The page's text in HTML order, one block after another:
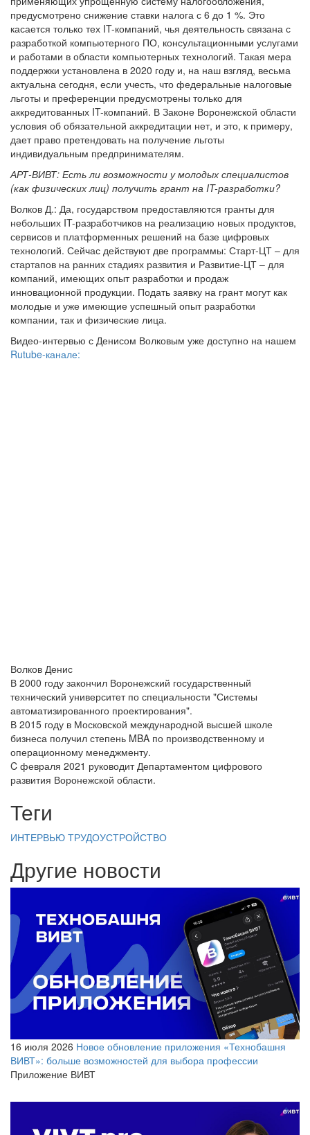
предусмотрено снижение ставки налога с 6 до 1 %. Это
касается только тех IT-компаний, чья деятельность связана с
разработкой компьютерного ПО, консультационными услугами
и работами в области компьютерных технологий. Такая мера
поддержки установлена в 2020 году и, на наш взгляд, весьма
актуальна сегодня, если учесть, что федеральные налоговые
льготы и преференции предусмотрены только для
аккредитованных IT-компаний. В Законе Воронежской области
условия об обязательной аккредитации нет, и это, к примеру,
дает право претендовать на получение льготы
индивидуальным предпринимателям.
АРТ-ВИВТ: Есть ли возможности у молодых специалистов
(как физических лиц) получить грант на IT-разработки?
Волков Д.: Да, государством предоставляются гранты для
небольших IT-разработчиков на реализацию новых продуктов,
сервисов и платформенных решений на базе цифровых
технологий. Сейчас действуют две программы: Старт-ЦТ – для
стартапов на ранних стадиях развития и Развитие-ЦТ – для
компаний, имеющих опыт разработки и продаж
инновационной продукции. Подать заявку на грант могут как
молодые и уже имеющие успешный опыт разработки
компании, так и физические лица.
Видео-интервью с Денисом Волковым уже доступно на нашем
Rutube-канале:
Волков Денис
В 2000 году закончил Воронежский государственный
технический университет по специальности "Системы
автоматизированного проектирования".
В 2015 году в Московской международной высшей школе
бизнеса получил степень MBA по производственному и
операционному менеджменту.
C февраля 2021 руководит Департаментом цифрового
развития Воронежской области.
Теги
ИНТЕРВЬЮ ТРУДОУСТРОЙСТВО
Другие новости
16 июля 2026 Новое обновление приложения «Технобашня
ВИВТ»: больше возможностей для выбора профессии
Приложение ВИВТ